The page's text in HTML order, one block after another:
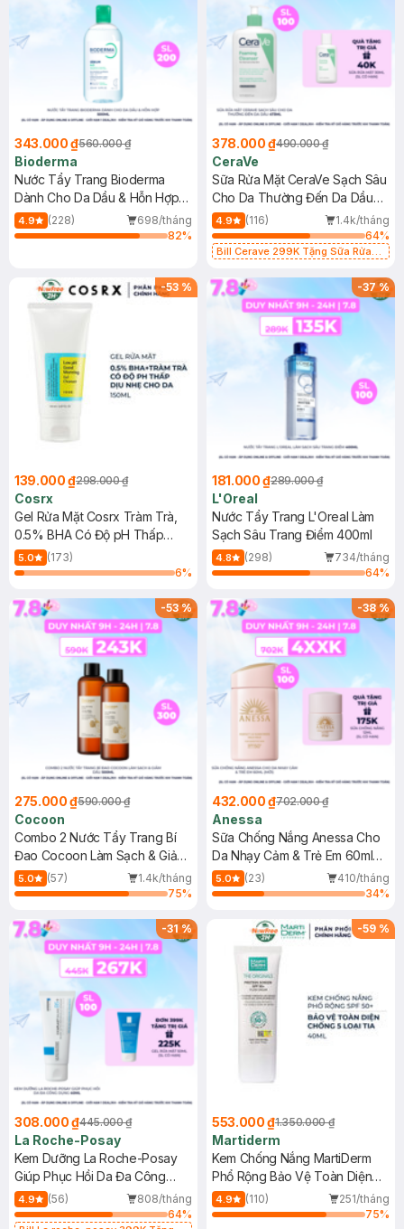
343.000 ₫560.000 ₫
Bioderma
Nước Tẩy Trang Bioderma
Dành Cho Da Dầu & Hỗn Hợp
500ml
4.9 (228)
698/tháng
82%
378.000 ₫490.000 ₫
CeraVe
Sữa Rửa Mặt CeraVe Sạch Sâu
Cho Da Thường Đến Da Dầu
473ml
4.9 (116)
1.4k/tháng
64%
Bill Cerave 299K Tặng Sữa Rửa
-53 %
139.000 ₫298.000 ₫
Cosrx
Gel Rửa Mặt Cosrx Tràm Trà,
0.5% BHA Có Độ pH Thấp
150ml
5.0
(173)
6%
-37%
181.000 ₫289.000 ₫
L'Oreal
Nước Tẩy Trang L'Oreal Làm
Sạch Sâu Trang Điểm 400ml
4.8 (298)
734/tháng
64%
-53%
275.000 ₫590.000 ₫
Cocoon
Combo 2 Nước Tẩy Trang Bí
Đao Cocoon Làm Sạch & Giảm
Dầu 500ml
5.0 (57)
1.4k/tháng
75%
-38%
432.000 ₫702.000 ₫
Anessa
Sữa Chống Nắng Anessa Cho
Da Nhạy Cảm & Trẻ Em 60ml
(Mới)
5.0 (23)
410/tháng
34%
-31%
308.000 ₫445.000 ₫
La Roche-Posay
Kem Dưỡng La Roche-Posay
Giúp Phục Hồi Da Đa Công
Dụng 40ml
4.9 (56)
808/tháng
64%
-59 %
553.000 ₫1.350.000 ₫
Martiderm
Kem Chống Nắng MartiDerm
Phổ Rộng Bảo Vệ Toàn Diện
40ml
4.9 (110)
251/tháng
75%